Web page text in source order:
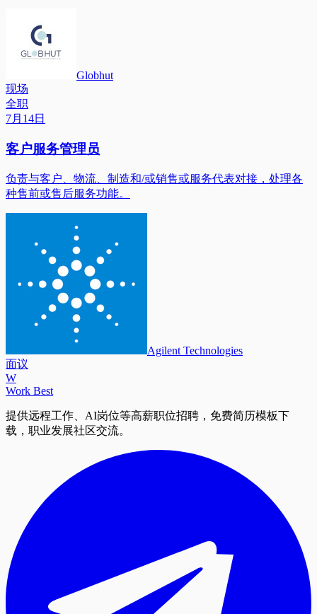
Globhut
现场
全职
7月14日
客户服务管理员
负责与客户、物流、制造和/或销售或服务代表对接，处理各
种售前或售后服务功能。
Agilent Technologies
面议
W
Work Best
提供远程工作、AI岗位等高薪职位招聘，免费简历模板下
载，职业发展社区交流。